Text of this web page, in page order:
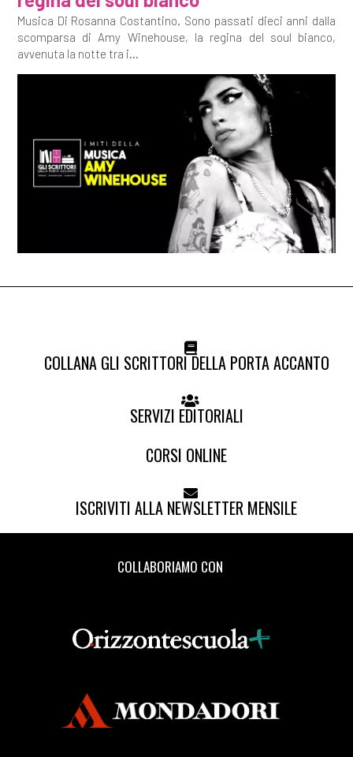
Musica Di Rosanna Costantino. Sono passati dieci anni dalla
scomparsa di Amy Winehouse, la regina del soul bianco,
avvenuta la notte tra i...
COLLANA GLI SCRITTORI DELLA PORTA ACCANTO
SERVIZI EDITORIALI
CORSI ONLINE
ISCRIVITI ALLA NEWSLETTER MENSILE
COLLABORIAMO CON